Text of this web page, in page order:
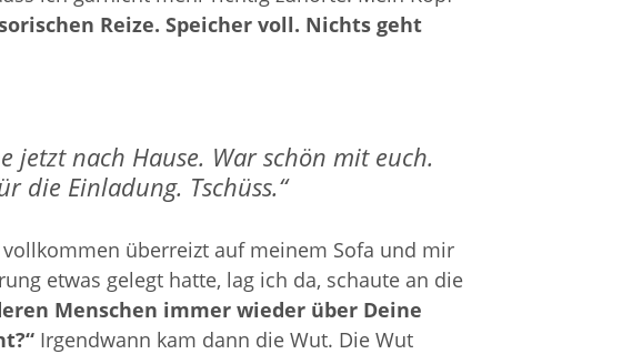
Reize. Speicher voll. Nichts geht
jetzt nach Hause. War schön mit euch.
die Einladung. Tschüss.“
überreizt auf meinem Sofa und mir
etwas gelegt hatte, lag ich da, schaute an die
Menschen immer wieder über Deine
Irgendwann kam dann die Wut. Die Wut